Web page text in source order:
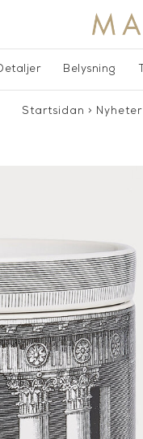
Detaljer Belysning
Startsidan > Nyheter